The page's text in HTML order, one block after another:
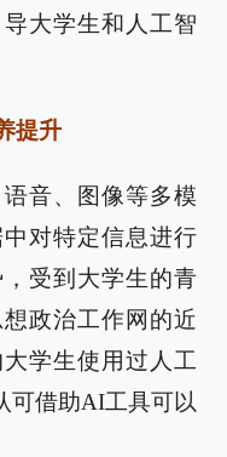
大学生和人工智
提升
音、图像等多模
对特定信息进行
受到大学生的青
政治工作网的近
学生使用过人工
可借助AI工具可以